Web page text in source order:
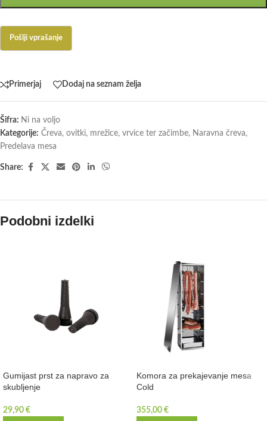
Primerjaj Dodaj na seznam želja
Šifra: Ni na voljo
Kategorije: Čreva, ovitki, mrežice, vrvice ter začimbe, Naravna čreva,
Predelava mesa
Share:
Podobni izdelki
Gumijast prst za napravo za
skubljenje
29,90 €
Komora za prekajevanje mesa
Cold
355,00 €